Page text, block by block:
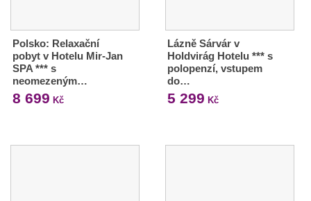
Polsko: Relaxační
pobyt v Hotelu Mir-Jan
SPA *** s
neomezeným…
8 699 Kč
Lázně Sárvár v
Holdvirág Hotelu *** s
polopenzí, vstupem
do…
5 299 Kč